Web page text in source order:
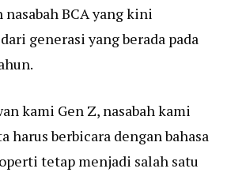
BCA yang kini
generasi yang berada pada
kami Gen Z, nasabah kami
harus berbicara dengan bahasa
tetap menjadi salah satu